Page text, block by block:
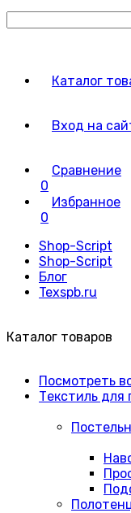
Каталог
Вход на
Сравнение
0
Избранное
0
Shop-Script
Shop-Script
Блог
Texspb.ru
Каталог товаров
Посмотреть
Текстиль для